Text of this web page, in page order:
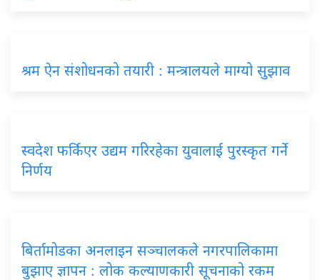
श्रम ऐन संशोधनको तयारी : मन्त्रालयले माग्यो सुझाव
स्वदेश फर्किएर उद्यम गरिरहेका युवालाई पुरस्कृत गर्ने
निर्णय
बिर्तामोडका अनलाइन सञ्चालकले नगरपालिकामा
बुझाए ज्ञापन : लोक कल्याणकारी सूचनाको रकम